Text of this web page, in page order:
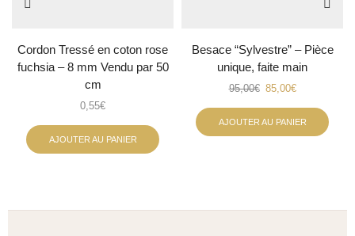
Cordon Tressé en coton rose
fuchsia – 8 mm Vendu par 50
cm
0,55€
AJOUTER AU PANIER
Besace “Sylvestre” – Pièce
unique, faite main
95,00€ 85,00€
AJOUTER AU PANIER